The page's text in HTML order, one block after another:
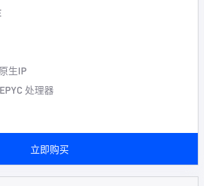
生IP
处理器
立即购买